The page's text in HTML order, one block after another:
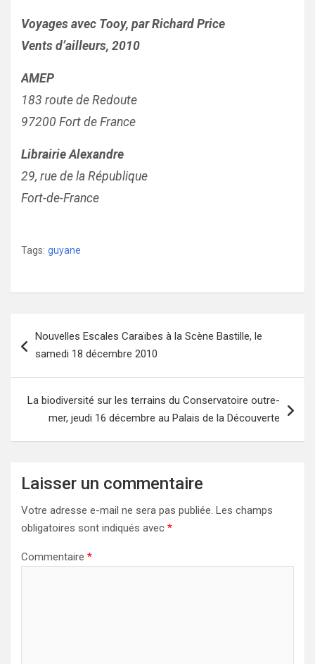
Voyages avec Tooy, par Richard Price
Vents d’ailleurs, 2010
AMEP
183 route de Redoute
97200 Fort de France
Librairie Alexandre
29, rue de la République
Fort-de-France
Tags: guyane
de
Nouvelles Escales Caraïbes à la Scène Bastille, le
samedi 18 décembre 2010
La biodiversité sur les terrains du Conservatoire outre-
mer, jeudi 16 décembre au Palais de la Découverte
Laisser un commentaire
Votre adresse e-mail ne sera pas publiée. Les champs
obligatoires sont indiqués avec *
Commentaire *